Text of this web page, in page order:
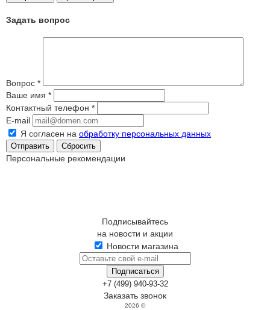
Задать вопрос
Вопрос *
Ваше имя *
Контактный телефон *
E-mail
Я согласен на обработку персональных данных
Сбросить
Персональные рекомендации
Подписывайтесь
на новости и акции
Новости магазина
+7 (499) 940-93-32
Заказать звонок
2026 ©